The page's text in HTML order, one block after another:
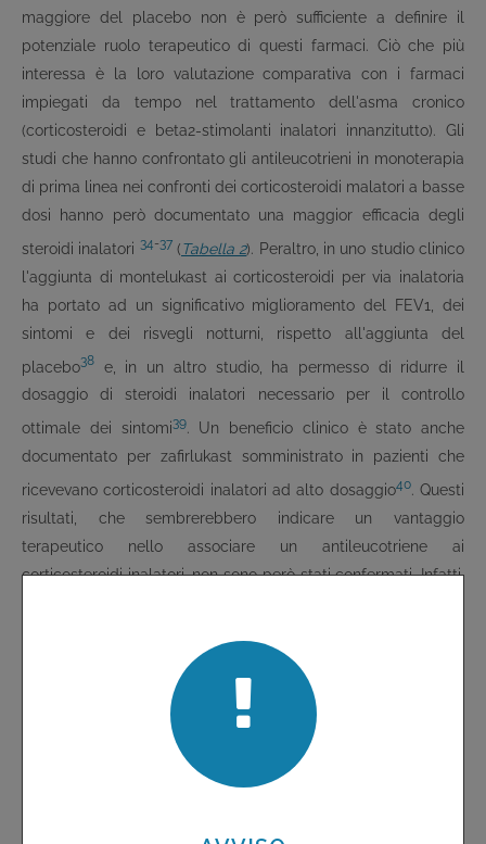
maggiore del placebo non è però sufficiente a definire il
potenziale ruolo terapeutico di questi farmaci. Ciò che più
interessa è la loro valutazione comparativa con i farmaci
impiegati da tempo nel trattamento dell'asma cronico
(corticosteroidi e beta2-stimolanti inalatori innanzitutto). Gli
studi che hanno confrontato gli antileucotrieni in monoterapia
di prima linea nei confronti dei corticosteroidi malatori a basse
dosi hanno però documentato una maggior efficacia degli
steroidi inalatori 34-37 (Tabella 2). Peraltro, in uno studio clinico
l'aggiunta di montelukast ai corticosteroidi per via inalatoria
ha portato ad un significativo miglioramento del FEV1, dei
sintomi e dei risvegli notturni, rispetto all'aggiunta del
placebo38 e, in un altro studio, ha permesso di ridurre il
dosaggio di steroidi inalatori necessario per il controllo
ottimale dei sintomi39. Un beneficio clinico è stato anche
documentato per zafirlukast somministrato in pazienti che
ricevevano corticosteroidi inalatori ad alto dosaggio40. Questi
risultati, che sembrerebbero indicare un vantaggio
terapeutico nello associare un antileucotriene ai
corticosteroidi inalatori, non sono però stati confermati. Infatti,
da moderato a grave in trattamento con corticosteroidi
inalatori da soli o associati a beta
-agonisti a lunga durata
d'azione, e/o steroidi sistemici, e/o teofillina, non ha fornito un
miglioramento significativo dei sintomi, della frequenza del
-agonisti a breve durata d'azione e dei